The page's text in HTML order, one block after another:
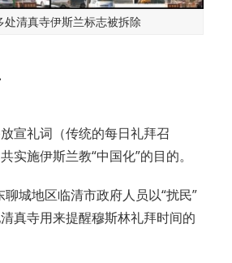
处清真寺伊斯兰标志被拆除
宣礼词（传统的每日礼拜召
实施伊斯兰教“中国化”的目的。
城地区临清市政府人员以“扰民”
真寺用来提醒穆斯林礼拜时间的